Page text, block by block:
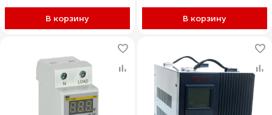
В корзину В корзину